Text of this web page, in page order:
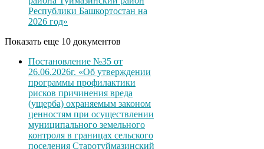
Республики Башкортостан на
2026 год»
Показать еще 10 документов
Постановление №35 от
26.06.2026г. «Об утверждении
программы профилактики
рисков причинения вреда
(ущерба) охраняемым законом
ценностям при осуществлении
муниципального земельного
контроля в границах сельского
поселения Старотуймазинский